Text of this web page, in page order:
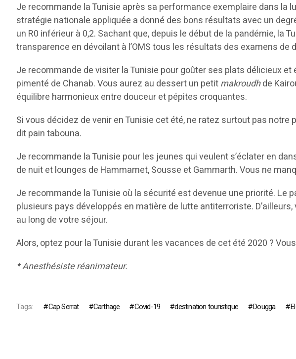
Je recommande la Tunisie après sa performance exemplaire dans la
stratégie nationale appliquée a donné des bons résultats avec un
un R0 inférieur à 0,2. Sachant que, depuis le début de la pandémie, la
transparence en dévoilant à l’OMS tous les résultats des examens de
Je recommande de visiter la Tunisie pour goûter ses plats délicieux
pimenté de Chanab. Vous aurez au dessert un petitmakroudhde
équilibre harmonieux entre douceur et pépites croquantes.
Si vous décidez de venir en Tunisie cet été, ne ratez surtout pas notre
dit pain tabouna.
Je recommande la Tunisie pour les jeunes qui veulent s’éclater en
de nuit et lounges de Hammamet, Sousse et Gammarth. Vous ne
Je recommande la Tunisie où la sécurité est devenue une priorité.
plusieurs pays développés en matière de lutte antiterroriste.
au long de votre séjour.
Alors, optez pour la Tunisie durant les vacances de cet été 2020 ?
* Anesthésiste réanimateur.
Tags: Cap Serrat Carthage Covid-19 destination touristique Dougga